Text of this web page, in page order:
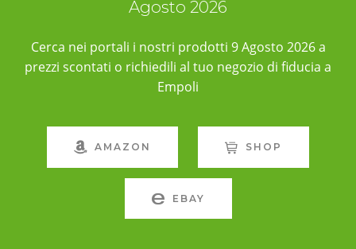
Agosto 2026
Cerca nei portali i nostri prodotti 9 Agosto 2026 a
prezzi scontati o richiedili al tuo negozio di fiducia a
Empoli
AMAZON SHOP
EBAY